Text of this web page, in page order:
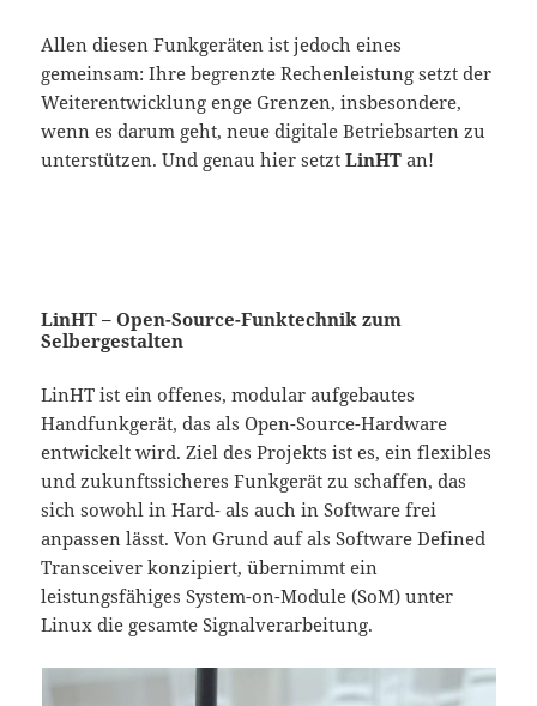
Allen diesen Funkgeräten ist jedoch eines
gemeinsam: Ihre begrenzte Rechenleistung setzt der
Weiterentwicklung enge Grenzen, insbesondere,
wenn es darum geht, neue digitale Betriebsarten zu
unterstützen. Und genau hier setztLinHT an!
LinHT – Open-Source-Funktechnik zum
Selbergestalten
LinHT ist ein offenes, modular aufgebautes
Handfunkgerät, das als Open-Source-Hardware
entwickelt wird. Ziel des Projekts ist es, ein flexibles
und zukunftssicheres Funkgerät zu schaffen, das
sich sowohl in Hard- als auch in Software frei
anpassen lässt. Von Grund auf als Software Defined
Transceiver konzipiert, übernimmt ein
leistungsfähiges System-on-Module (SoM) unter
Linux die gesamte Signalverarbeitung.